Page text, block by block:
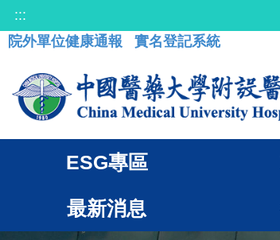
:::
院外單位健康通報
實名登記系統
ESG專區
最新消息